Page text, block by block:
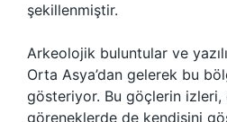
şekillenmiştir.
Arkeolojik buluntular ve
Orta Asya’dan gelerek bu
gösteriyor. Bu göçlerin izleri,
göreneklerde de kendisini